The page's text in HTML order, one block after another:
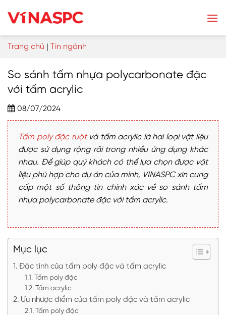
Trang chủ | Tin ngành
So sánh tấm nhựa polycarbonate đặc
với tấm acrylic
08/07/2024
Tấm poly đặc ruộtvà tấm acrylic là hai loại vật liệu
được sử dụng rộng rãi trong nhiều ứng dụng khác
nhau. Để giúp quý khách có thể lựa chọn được vật
liệu phù hợp cho dự án của mình, VINASPC xin cung
cấp một số thông tin chính xác về so sánh tấm
nhựa polycarbonate đặc với tấm acrylic.
Mục lục
Đặc tính của tấm poly đặc và tấm acrylic
Tấm poly đặc
Tấm acrylic
Ưu nhược điểm của tấm poly đặc và tấm acrylic
Tấm poly đặc